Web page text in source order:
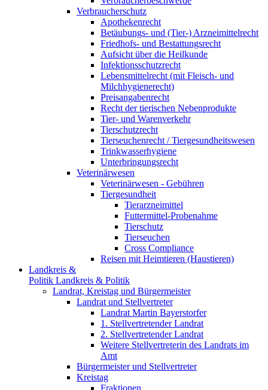
Verbraucherschutz
Apothekenrecht
Betäubungs- und (Tier-) Arzneimittelrecht
Friedhofs- und Bestattungsrecht
Aufsicht über die Heilkunde
Infektionsschutzrecht
Lebensmittelrecht (mit Fleisch- und
Milchhygienerecht)
Preisangabenrecht
Recht der tierischen Nebenprodukte
Tier- und Warenverkehr
Tierschutzrecht
Tierseuchenrecht / Tiergesundheitswesen
Trinkwasserhygiene
Unterbringungsrecht
Veterinärwesen
Veterinärwesen - Gebühren
Tiergesundheit
Tierarzneimittel
Futtermittel-Probenahme
Tierschutz
Tierseuchen
Cross Compliance
Reisen mit Heimtieren (Haustieren)
Landkreis &
Politik Landkreis & Politik
Landrat, Kreistag und Bürgermeister
Landrat und Stellvertreter
Landrat Martin Bayerstorfer
1. Stellvertretender Landrat
2. Stellvertretender Landrat
Weitere Stellvertreterin des Landrats im
Amt
Bürgermeister und Stellvertreter
Kreistag
Fraktionen